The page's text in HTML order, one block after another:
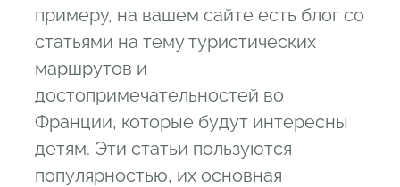
примеру, на вашем сайте есть блог со
статьями на тему туристических
маршрутов и
достопримечательностей во
Франции, которые будут интересны
детям. Эти статьи пользуются
популярностью, их основная